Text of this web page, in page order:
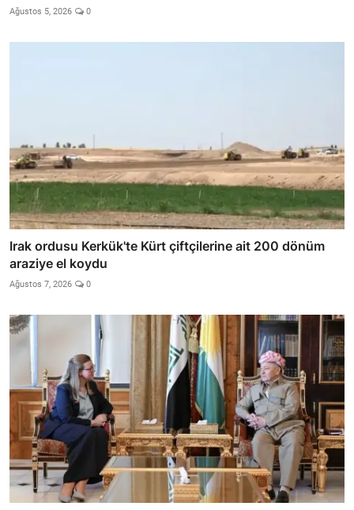
Ağustos 5, 2026 0
Irak ordusu Kerkük'te Kürt çiftçilerine ait 200 dönüm
araziye el koydu
Ağustos 7, 2026 0